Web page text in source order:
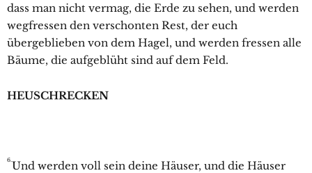
dass man nicht vermag, die Erde zu sehen, und werden
wegfressen den verschonten Rest, der euch
übergeblieben von dem Hagel, und werden fressen alle
Bäume, die aufgeblüht sind auf dem Feld.
HEUSCHRECKEN
6.Und werden voll sein deine Häuser, und die Häuser